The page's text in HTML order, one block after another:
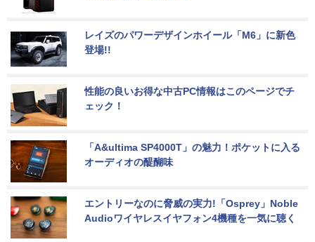
レイズのパワーデザインホイール「M6」に新色
登場!!
性能の良いお得な中古PC情報はこのページでチ
ェック！
「A&ultima SP4000T」の魅力！ポケットに入る
オーディオの醍醐味
エントリーなのに脅威の実力!「Osprey」Noble
Audioワイヤレスイヤフォン4機種を一気に聴く